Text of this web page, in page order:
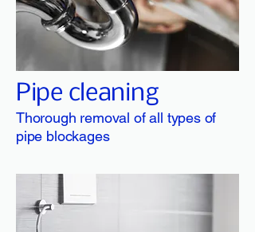
Pipe cleaning
Thorough removal of all types of
pipe blockages